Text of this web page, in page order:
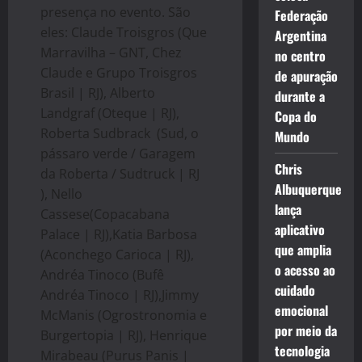
presença no evento. São
eles: Claude Troisgros (Que
Marravilha – GNT, Chez
Claude e Grupo Troisgros
Brasil | RJ), Alberto
Landgraf (Oteque | RJ),
Roberta Sudbrack (Sud, o
pássaro verde / Garagem
da Roberta / Sudtruck | RJ
), Nello
Cassese(Copacabana
Palace | RJ),Katia Barbosa
(Aconchego Carioca | RJ),
Andréa Tinoco (Bufê
Andréa Tinoco | RJ),Jimmy
McManis (Ogrostronomia e
Burgertopia | RJ), Henrique
Mirabeau (Purus Panis |
Federação
Argentina
no centro
de apuração
durante a
Copa do
Mundo
Chris
Albuquerque
lança
aplicativo
que amplia
o acesso ao
cuidado
emocional
por meio da
tecnologia